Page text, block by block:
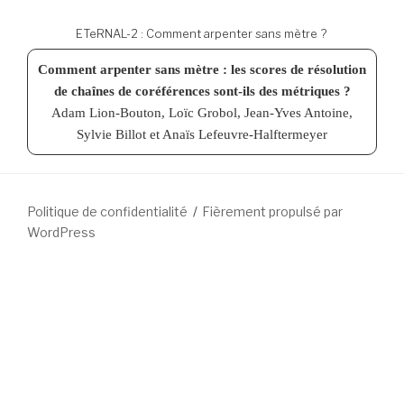
ETeRNAL-2 : Comment arpenter sans mètre ?
Comment arpenter sans mètre : les scores de résolution
de chaînes de coréférences sont-ils des métriques ?
Adam Lion-Bouton, Loïc Grobol, Jean-Yves Antoine,
Sylvie Billot et Anaïs Lefeuvre-Halftermeyer
Politique de confidentialité
Fièrement propulsé par
WordPress